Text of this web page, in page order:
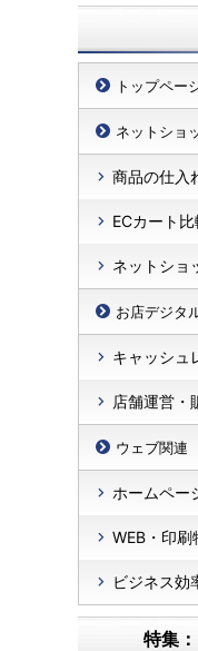
トップペー
ネットショ
商品の仕入
ECカート
ネットショ
お店デジタ
キャッシュ
店舗運営・
ウェブ関連
ホームペー
WEB・印刷
ビジネス効
特集